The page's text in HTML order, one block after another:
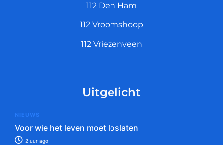
112 Den Ham
112 Vroomshoop
112 Vriezenveen
Uitgelicht
NIEUWS
Voor wie het leven moet loslaten
2 uur ago